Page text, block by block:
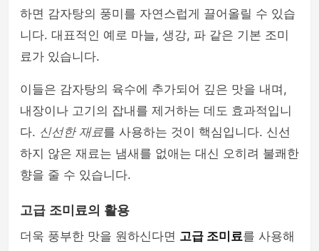
하면 감자탕의 풍미를 자연스럽게 끌어올릴 수 있습
니다. 대표적인 예로 마늘, 생강, 파 같은 기본 조미
료가 있습니다.
이들은 감자탕의 육수에 추가되어 깊은 맛을 내며,
내장이나 고기의 잡내를 제거하는 데도 효과적입니
다. 신선한 재료를 사용하는 것이 핵심입니다. 신선
하지 않은 재료는 냄새를 없애는 대신 오히려 불쾌한
향을 줄 수 있습니다.
고급 조미료의 활용
더욱 풍부한 맛을 원하신다면 고급 조미료를 사용해